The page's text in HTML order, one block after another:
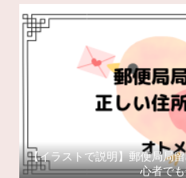
【イラストで説明】郵便局局
心者で